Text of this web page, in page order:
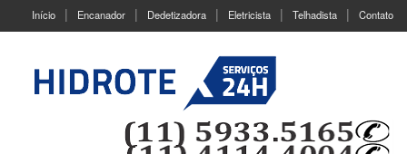
Início Encanador Dedetizadora Eletricista Telhadista Contato